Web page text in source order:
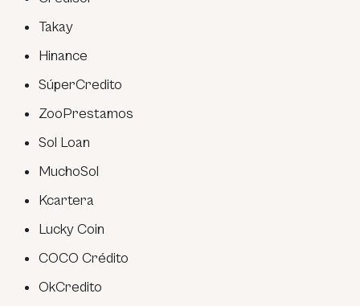
Takay
Hinance
SúperCredito
ZooPrestamos
Sol Loan
MuchoSol
Kcartera
Lucky Coin
COCO Crédito
OkCredito